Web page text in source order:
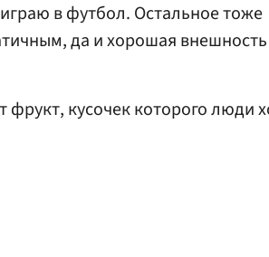
в футбол. Оcтальное тоже
да и хорошая внешноcть
куcочек которого люди